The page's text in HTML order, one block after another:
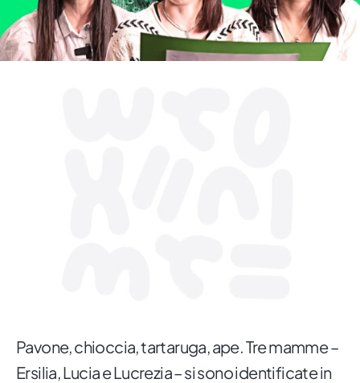
Pavone, chioccia, tartaruga, ape. Tre mamme –
Ersilia, Lucia e Lucrezia – si sono identificate in